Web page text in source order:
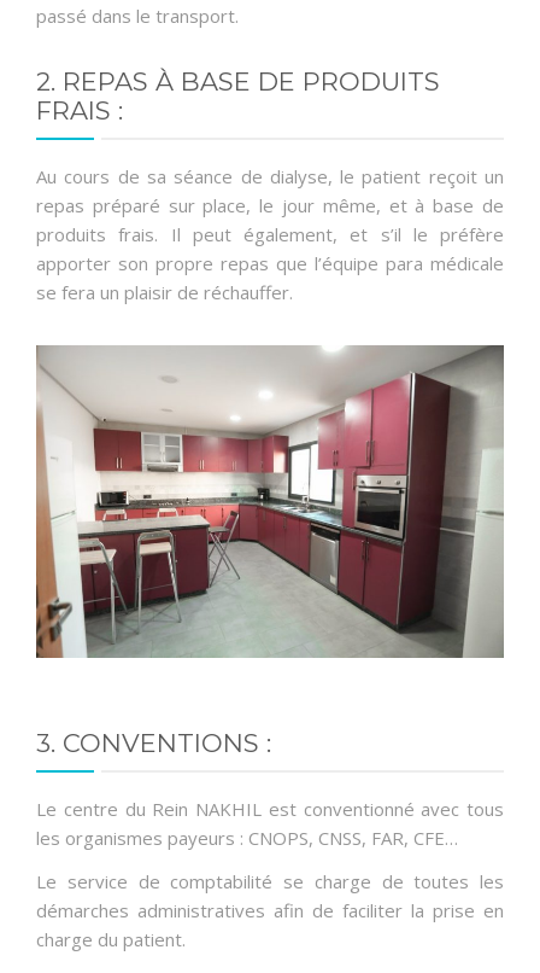
passé dans le transport.
2. REPAS À BASE DE PRODUITS
FRAIS :
Au cours de sa séance de dialyse, le patient reçoit un
repas préparé sur place, le jour même, et à base de
produits frais. Il peut également, et s’il le préfère
apporter son propre repas que l’équipe para médicale
se fera un plaisir de réchauffer.
3. CONVENTIONS :
Le centre du Rein NAKHIL est conventionné avec tous
les organismes payeurs : CNOPS, CNSS, FAR, CFE…
Le service de comptabilité se charge de toutes les
démarches administratives afin de faciliter la prise en
charge du patient.